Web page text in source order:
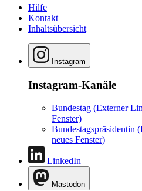
Hilfe
Kontakt
Inhaltsübersicht
Instagram
Instagram-Kanäle
Bundestag (Externer
Fenster)
Bundestagspräsidentin
neues Fenster)
LinkedIn
Mastodon